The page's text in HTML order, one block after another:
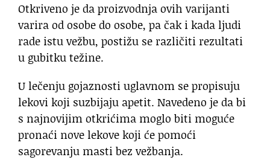
Otkriveno je da proizvodnja ovih varijanti
varira od osobe do osobe, pa čak i kada ljudi
rade istu vežbu, postižu se različiti rezultati
u gubitku težine.
U lečenju gojaznosti uglavnom se propisuju
lekovi koji suzbijaju apetit. Navedeno je da bi
s najnovijim otkrićima moglo biti moguće
pronaći nove lekove koji će pomoći
sagorevanju masti bez vežbanja.